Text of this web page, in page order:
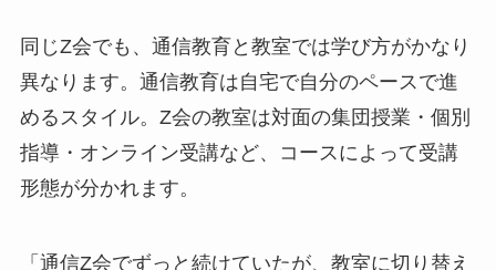
同じZ会でも、通信教育と教室では学び方がかなり
異なります。通信教育は自宅で自分のペースで進
めるスタイル。Z会の教室は対面の集団授業・個別
指導・オンライン受講など、コースによって受講
形態が分かれます。
「通信Z会でずっと続けていたが、教室に切り替え